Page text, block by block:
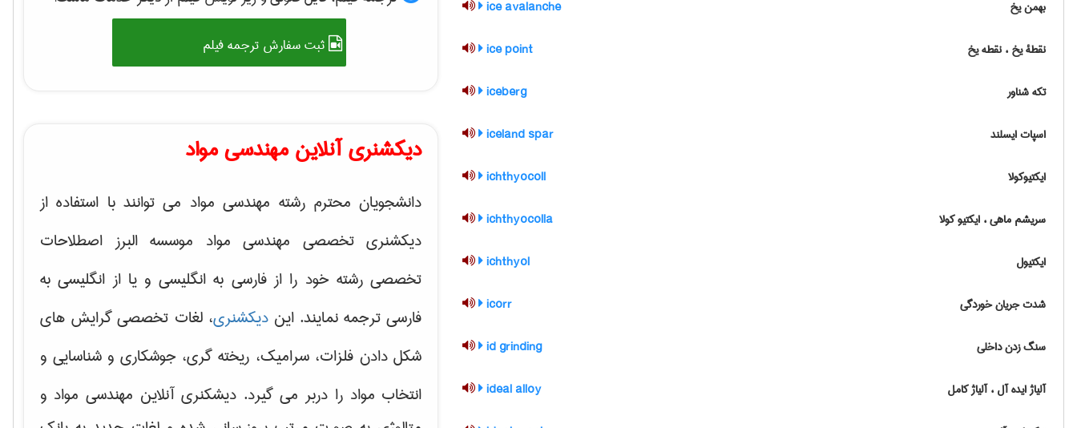
بهمن یخ ice avalanche
نقطۀ یخ ، نقطه یخ ice point
تکه شناور iceberg
اسپات ایسلند iceland spar
ایکتیوکولا ichthyocoll
سریشم ماهی ، ایکتیو کولا ichthyocolla
ایکتیول ichthyol
شدت جریان خوردگی icorr
سنگ زدن داخلی id grinding
آلیاژ ایده آل ، آلیاژ کامل ideal alloy
ثبت سفارش ترجمه فیلم
دیکشنری آنلاین مهندسی مواد
دانشجویان محترم رشته مهندسی مواد می توانند با استفاده از
دیکشنری تخصصی مهندسی مواد موسسه البرز اصطلاحات
تخصصی رشته خود را از فارسی به انگلیسی و یا از انگلیسی به
فارسی ترجمه نمایند. ایندیکشنری، لغات تخصصی گرایش های
شکل دادن فلزات، سرامیک، ریخته گری، جوشکاری و شناسایی و
انتخاب مواد را دربر می گیرد. دیشکنری آنلاین مهندسی مواد و